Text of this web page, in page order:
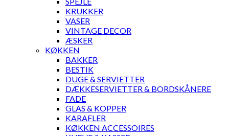
KRUKKER
VASER
VINTAGE DECOR
ÆSKER
KØKKEN
BAKKER
BESTIK
DUGE & SERVIETTER
DÆKKESERVIETTER & BORDSKÅNERE
FADE
GLAS & KOPPER
KARAFLER
KØKKEN ACCESSOIRES